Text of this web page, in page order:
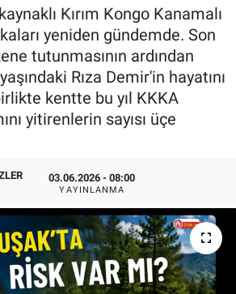
Kırım Kongo Kanamalı
yeniden gündemde. Son
tutunmasının ardından
Rıza Demir'in hayatını
kentte bu yıl KKKA
yitirenlerin sayısı üçe
03.06.2026 - 08:00
YAYINLANMA